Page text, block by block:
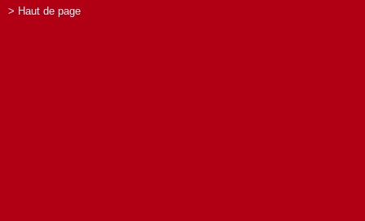
> Haut de page